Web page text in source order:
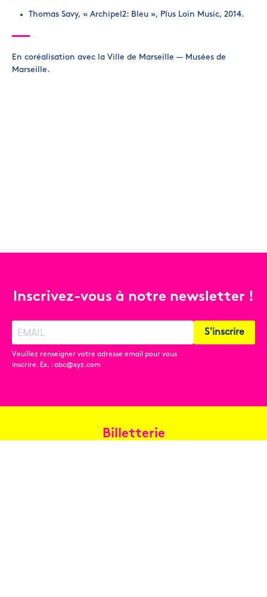
Thomas Savy, « Archipel2: Bleu », Plus Loin Music, 2014.
En coréalisation avec la Ville de Marseille — Musées de
Marseille.
Inscrivez-vous à notre newsletter !
Veuillez renseigner votre adresse email pour vous
inscrire. Ex. : abc@xyz.com
S'inscrire
Billetterie